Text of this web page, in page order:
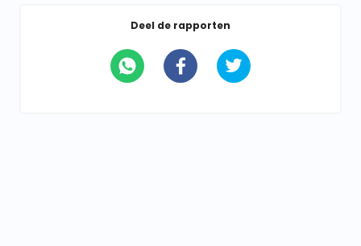
Deel de rapporten